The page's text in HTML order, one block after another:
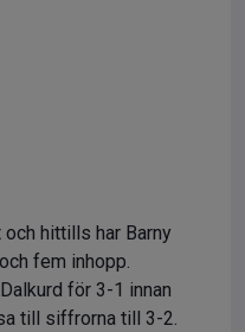
hittills har Barny
fem inhopp.
för 3-1 innan
till siffrorna till 3-2.